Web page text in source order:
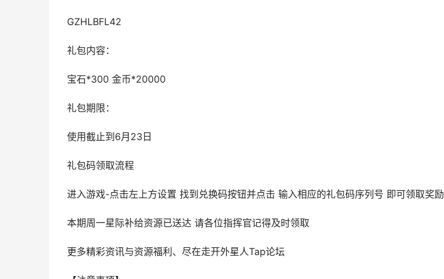
GZHLBFL42
礼包内容：
宝石*300 金币*20000
礼包期限：
使用截止到6月23日
礼包码领取流程
进入游戏-点击左上方设置 找到兑换码按钮并点击 输入相应的礼包码序列号 即可领取奖励
本期周一星际补给资源已送达 请各位指挥官记得及时领取
更多精彩资讯与资源福利、尽在走开外星人Tap论坛